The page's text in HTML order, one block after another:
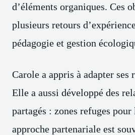
d’éléments organiques. Ces
plusieurs retours
pédagogie et gestion
Carole a appris à adapter
Elle a aussi développé des
partagés : zones refuges
approche partenariale est